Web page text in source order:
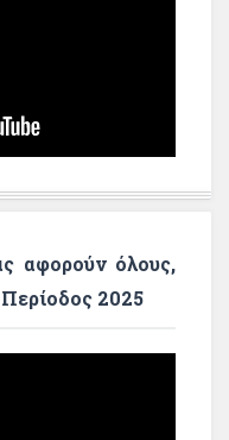
αφορούν όλους,
2025